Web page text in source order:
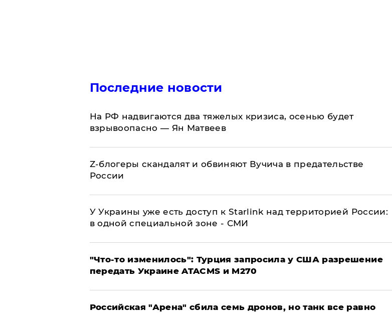
Последние новости
На РФ надвигаются два тяжелых кризиса, осенью будет
взрывоопасно — Ян Матвеев
Z-блогеры скандалят и обвиняют Вучича в предательстве
России
У Украины уже есть доступ к Starlink над территорией России:
в одной специальной зоне - СМИ
​"Что-то изменилось": Турция запросила у США разрешение
передать Украине ATACMS и M270
​Российская "Арена" сбила семь дронов, но танк все равно